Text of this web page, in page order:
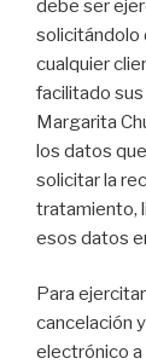
debe ser
solicitándolo
cualquier
facilitado
Margarita
los datos
solicitar la
tratamiento,
esos datos
Para
cancelación
electrónico a